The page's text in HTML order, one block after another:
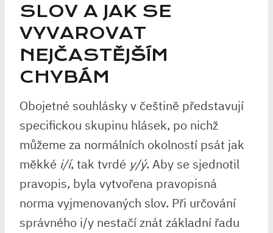
SLOV A JAK SE
VYVAROVAT
NEJČASTĚJŠÍM
CHYBÁM
Obojetné souhlásky v češtině představují
specifickou skupinu hlásek, po nichž
můžeme za normálních okolností psát jak
měkké i/í, tak tvrdé y/ý. Aby se sjednotil
pravopis, byla vytvořena pravopisná
norma vyjmenovaných slov. Při určování
správného i/y nestačí znát základní řadu